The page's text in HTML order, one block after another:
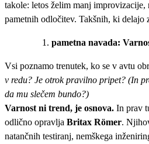
takole: letos želim manj
pametnih odločitev. Takšnih, ki delajo
pametna navada:
Vsi poznamo trenutek, ko se v avtu
v redu? Je otrok pravilno pripet? (In
da mu slečem bundo?)
Varnost ni trend, je osnova. In prav
odlično opravlja Britax Römer.
natančnih testiranj, nemškega